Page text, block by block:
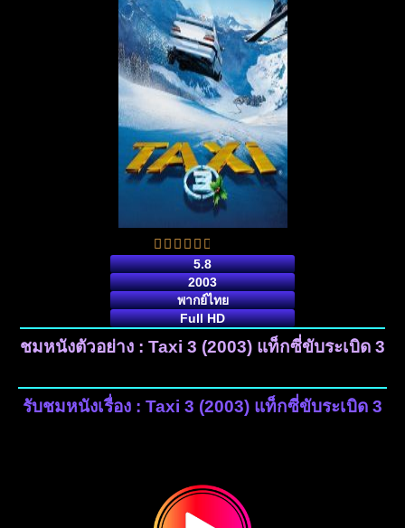
5.8
2003
พากย์ไทย
Full HD
ชมหนังตัวอย่าง : Taxi 3 (2003) แท็กซี่ขับระเบิด 3
รับชมหนังเรื่อง : Taxi 3 (2003) แท็กซี่ขับระเบิด 3